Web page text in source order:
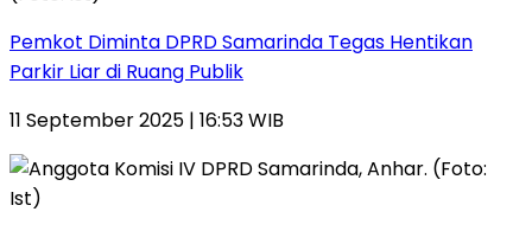
Pemkot Diminta DPRD Samarinda Tegas Hentikan
Parkir Liar di Ruang Publik
11 September 2025 | 16:53 WIB